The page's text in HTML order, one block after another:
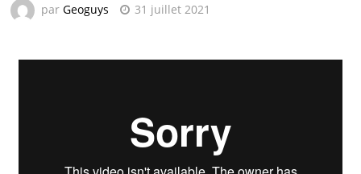
par Geoguys 31 juillet 2021